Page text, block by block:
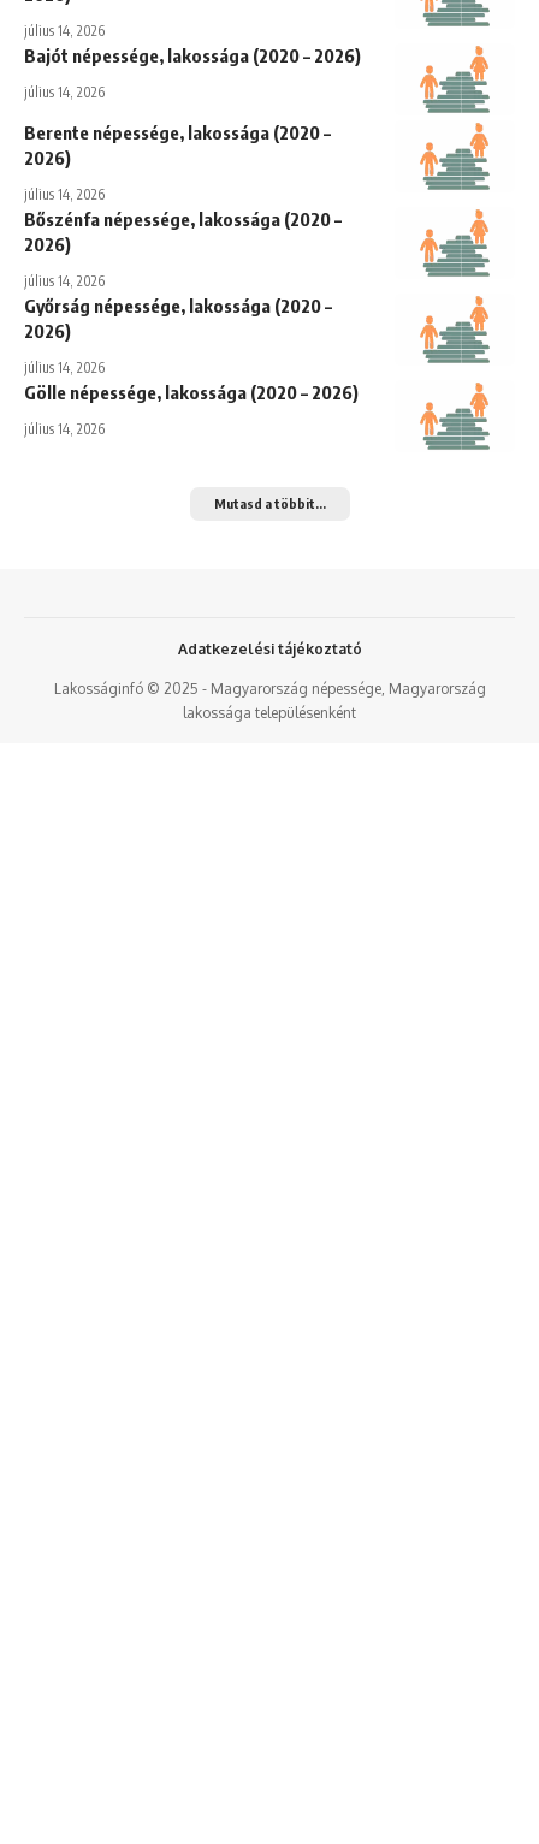
július 14, 2026
Bajót népessége, lakossága (2020 – 2026)
július 14, 2026
Berente népessége, lakossága (2020 –
2026)
július 14, 2026
Bőszénfa népessége, lakossága (2020 –
2026)
július 14, 2026
Győrság népessége, lakossága (2020 –
2026)
július 14, 2026
Gölle népessége, lakossága (2020 – 2026)
július 14, 2026
Mutasd a többit...
Lakosságinfó © 2025 - Magyarország népessége, Magyarország
lakossága településenként
Adatkezelési tájékoztató